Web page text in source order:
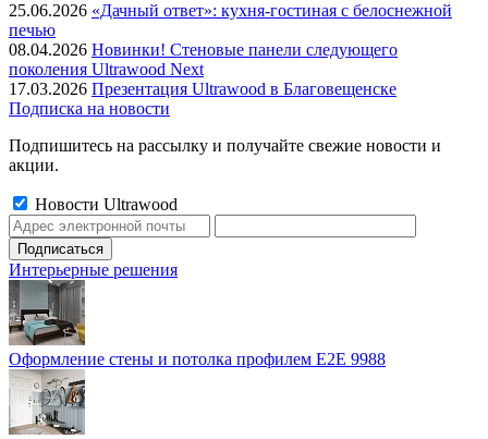
25.06.2026 «Дачный ответ»: кухня-гостиная с белоснежной
печью
08.04.2026 Новинки! Стеновые панели следующего
поколения Ultrawood Next
17.03.2026 Презентация Ultrawood в Благовещенске
Подписка на новости
Подпишитесь на рассылку и получайте свежие новости и
акции.
Новости Ultrawood
Интерьерные решения
Оформление стены и потолка профилем E2E 9988